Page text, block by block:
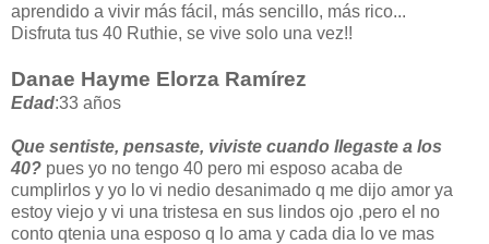
aprendido a vivir más fácil, más sencillo, más rico...
Disfruta tus 40 Ruthie, se vive solo una vez!!
Danae Hayme Elorza Ramírez
Edad:33 años
Que sentiste, pensaste, viviste cuando llegaste a los
40? pues yo no tengo 40 pero mi esposo acaba de
cumplirlos y yo lo vi nedio desanimado q me dijo amor ya
estoy viejo y vi una tristesa en sus lindos ojo ,pero el no
conto qtenia una esposo q lo ama y cada dia lo ve mas